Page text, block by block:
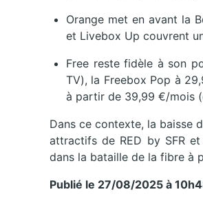
Orange met en avant la
et Livebox Up couvrent
Free reste fidèle à son
TV), la Freebox Pop à
à partir de 39,99 €/mois
Dans ce contexte, la baisse
attractifs de RED by SFR
dans la bataille de la fibre à
Publié le 27/08/2025 à